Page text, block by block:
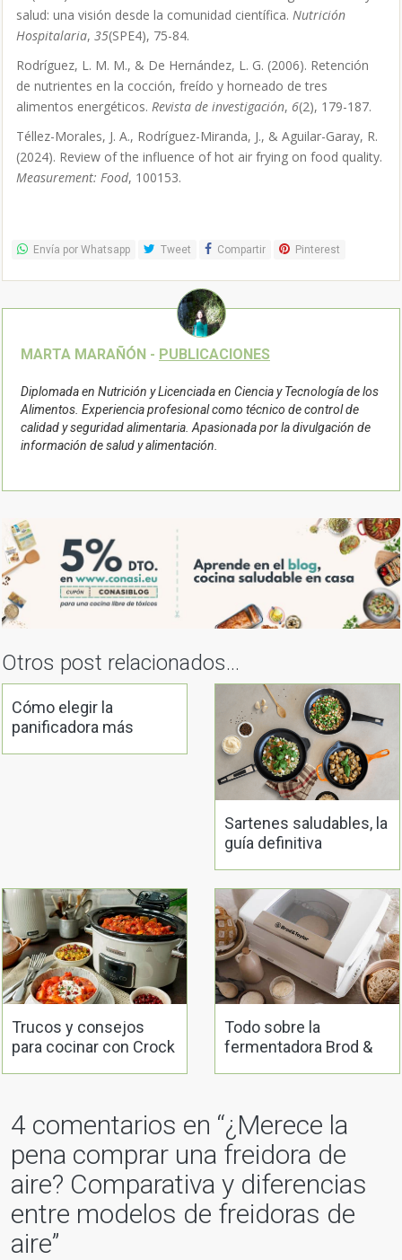
salud: una visión desde la comunidad científica. Nutrición
Hospitalaria, 35(SPE4), 75-84.
Rodríguez, L. M. M., & De Hernández, L. G. (2006). Retención
de nutrientes en la cocción, freído y horneado de tres
alimentos energéticos. Revista de investigación, 6(2), 179-187.
Téllez-Morales, J. A., Rodríguez-Miranda, J., & Aguilar-Garay, R.
(2024). Review of the influence of hot air frying on food quality.
Measurement: Food, 100153.
Envía por Whatsapp Tweet Compartir Pinterest
MARTA MARAÑÓN - PUBLICACIONES
Diplomada en Nutrición y Licenciada en Ciencia y Tecnología de los
Alimentos. Experiencia profesional como técnico de control de
calidad y seguridad alimentaria. Apasionada por la divulgación de
información de salud y alimentación.
Otros post relacionados...
Cómo elegir la
panificadora más
Sartenes saludables, la
guía definitiva
Trucos y consejos
para cocinar con Crock
Todo sobre la
fermentadora Brod &
4 comentarios en “¿Merece la
pena comprar una freidora de
aire? Comparativa y diferencias
entre modelos de freidoras de
aire”